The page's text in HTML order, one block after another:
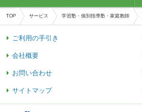
TOP サービス 学習塾・個別指導塾・家庭教師
ご利用の手引き
会社概要
お問い合わせ
サイトマップ